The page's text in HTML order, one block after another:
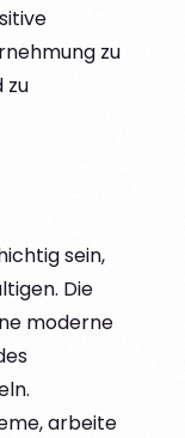
zu
zu
sein,
Die
moderne
arbeite